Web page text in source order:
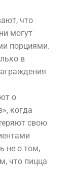
что
могут
порциями.
в
о
когда
свою
не о том,
что пицца